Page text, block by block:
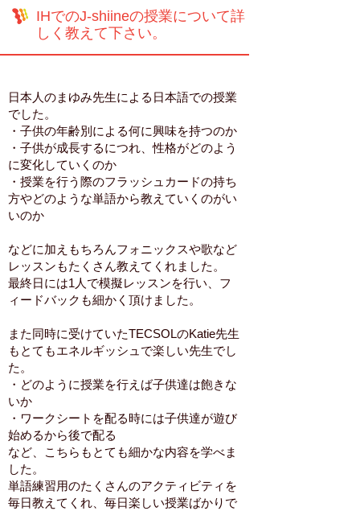
IHでのJ-shiineの授業について詳
しく教えて下さい。
日本人のまゆみ先生による日本語での授業
でした。
・子供の年齢別による何に興味を持つのか
・子供が成長するにつれ、性格がどのよう
に変化していくのか
・授業を行う際のフラッシュカードの持ち
方やどのような単語から教えていくのがい
いのか
などに加えもちろんフォニックスや歌など
レッスンもたくさん教えてくれました。
最終日には1人で模擬レッスンを行い、フ
ィードバックも細かく頂けました。
また同時に受けていたTECSOLのKatie先生
もとてもエネルギッシュで楽しい先生でし
た。
・どのように授業を行えば子供達は飽きな
いか
・ワークシートを配る時には子供達が遊び
始めるから後で配る
など、こちらもとても細かな内容を学べま
した。
単語練習用のたくさんのアクティビティを
毎日教えてくれ、毎日楽しい授業ばかりで